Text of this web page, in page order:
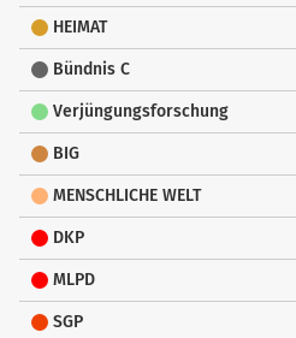
HEIMAT
Bündnis C
Verjüngungsforschung
BIG
MENSCHLICHE WELT
DKP
MLPD
SGP